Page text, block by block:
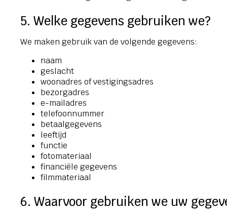
5. Welke gegevens gebruiken we?
We maken gebruik van de volgende gegevens:
naam
geslacht
woonadres of vestigingsadres
bezorgadres
e-mailadres
telefoonnummer
betaalgegevens
leeftijd
functie
fotomateriaal
financiële gegevens
filmmateriaal
6. Waarvoor gebruiken we uw